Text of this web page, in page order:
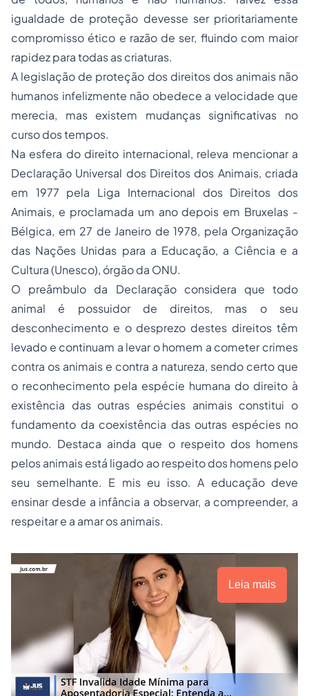
igualdade de proteção devesse ser prioritariamente
compromisso ético e razão de ser, fluindo com maior
rapidez para todas as criaturas.
A legislação de proteção dos direitos dos animais não
humanos infelizmente não obedece a velocidade que
merecia, mas existem mudanças significativas no
curso dos tempos.
Na esfera do direito internacional, releva mencionar a
Declaração Universal dos Direitos dos Animais, criada
em 1977 pela Liga Internacional dos Direitos dos
Animais, e proclamada um ano depois em Bruxelas -
Bélgica, em 27 de Janeiro de 1978, pela Organização
das Nações Unidas para a Educação, a Ciência e a
Cultura (Unesco), órgão da ONU.
O preâmbulo da Declaração considera que todo
animal é possuidor de direitos, mas o seu
desconhecimento e o desprezo destes direitos têm
levado e continuam a levar o homem a cometer crimes
contra os animais e contra a natureza, sendo certo que
o reconhecimento pela espécie humana do direito à
existência das outras espécies animais constitui o
fundamento da coexistência das outras espécies no
mundo. Destaca ainda que o respeito dos homens
pelos animais está ligado ao respeito dos homens pelo
seu semelhante. E mis eu isso. A educação deve
ensinar desde a infância a observar, a compreender, a
respeitar e a amar os animais.
Leia mais